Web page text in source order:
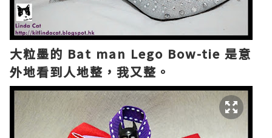
大粒墨的 Bat man Lego Bow-tie 是意
外地看到人地整，我又整。